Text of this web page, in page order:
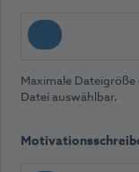
Maximale
Datei auswählbar.